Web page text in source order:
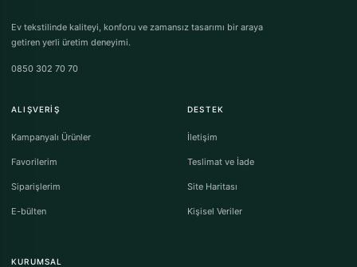
Ev tekstilinde kaliteyi, konforu ve zamansız tasarımı bir araya
getiren yerli üretim deneyimi.
0850 302 70 70
ALIŞVERIŞ
Kampanyalı Ürünler
Favorilerim
Siparişlerim
E-bülten
DESTEK
İletişim
Teslimat ve İade
Site Haritası
Kişisel Veriler
KURUMSAL